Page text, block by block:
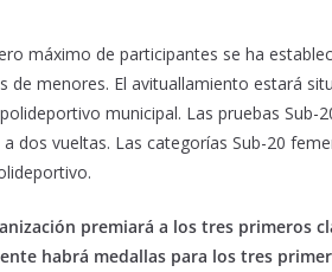
máximo de participantes se ha
de menores. El avituallamiento estará
municipal. Las pruebas
dos vueltas. Las categorías Sub-20
premiará a los tres primeros
habrá medallas para los tres